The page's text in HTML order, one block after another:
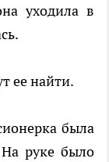
уходила в
ее найти.
была
руке было